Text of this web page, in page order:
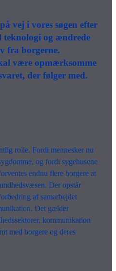
vej i vores søgen efter
teknologi og ændrede
fra borgerne.
være opmærksomme
der følger med.
rolle. Fordi mennesker nu
og fordi sygehusene
endnu flere borgere at
Der opstår
af samarbejdet
Det gælder
kommunikation
med borgere og deres